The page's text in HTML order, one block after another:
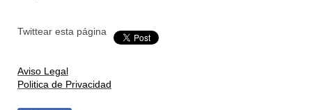
Twittear esta página
Aviso Legal
Politica de Privacidad